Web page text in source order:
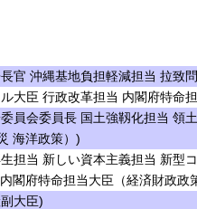
官 沖縄基地負担軽減担当 拉致
大臣 行政改革担当 内閣府特命
員会委員長 国土強靱化担当 領
海洋政策）)
担当 新しい資本主義担当 新型
閣府特命担当大臣（経済財政政
大臣)